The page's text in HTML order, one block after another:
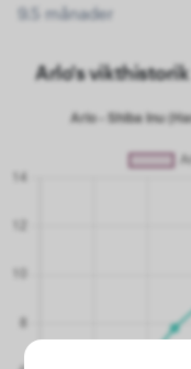
9.5 månader
Arlo's vikthistorik